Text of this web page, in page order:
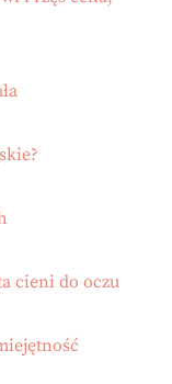
cieni do oczu